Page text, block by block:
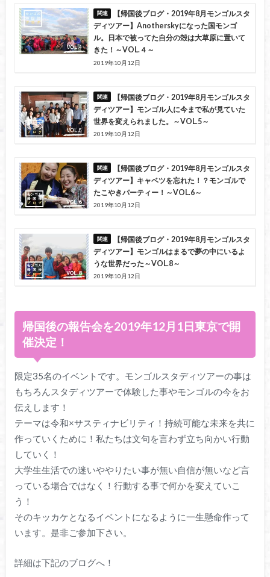
【帰国後ブログ・2019年8月モンゴルスタ
ディツアー】Anotherskyになった国モンゴ
ル。日本で被ってた自分の殻は大草原に置いて
きた！～VOL.４～
2019年10月12日
【帰国後ブログ・2019年8月モンゴルスタ
ディツアー】モンゴル人に今まで私が見ていた
世界を変えられました。～VOL.5～
2019年10月12日
【帰国後ブログ・2019年8月モンゴルスタ
ディツアー】キャベツを忘れた！？モンゴルで
たこやきパーティー！～VOL.6～
2019年10月12日
【帰国後ブログ・2019年8月モンゴルスタ
ディツアー】モンゴルはまるで夢の中にいるよ
うな世界だった～VOL.8～
2019年10月12日
帰国後の報告会を2019年12月1日東京で開
催決定！
限定35名のイベントです。モンゴルスタディツアーの事は
もちろんスタディツアーで体験した事やモンゴルの今をお
伝えします！
テーマは令和×サスティナビリティ！持続可能な未来を共に
作っていくために！私たちは文句を言わず立ち向かい行動
していく！
大学生生活での迷いややりたい事が無い自信が無いなど言
っている場合ではなく！行動する事で何かを変えていこ
う！
そのキッカケとなるイベントになるように一生懸命作って
います。是非ご参加下さい。
詳細は下記のブログへ！